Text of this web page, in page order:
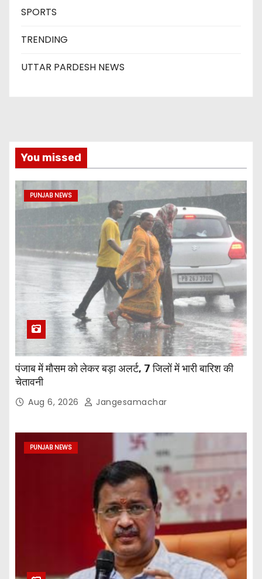
SPORTS
TRENDING
UTTAR PARDESH NEWS
You missed
PUNJAB NEWS
पंजाब में मौसम को लेकर बड़ा अलर्ट, 7 जिलों में भारी बारिश की
चेतावनी
Aug 6, 2026 Jangesamachar
PUNJAB NEWS